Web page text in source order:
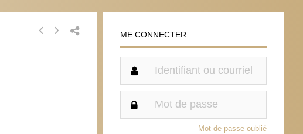
ME CONNECTER
Mot de passe oublié